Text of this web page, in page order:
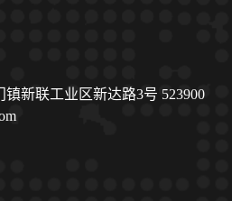
新联工业区新达路3号 523900